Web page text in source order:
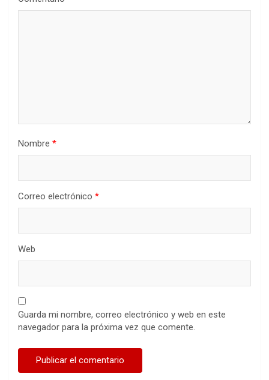
Nombre *
Correo electrónico *
Web
Guarda mi nombre, correo electrónico y web en este
navegador para la próxima vez que comente.